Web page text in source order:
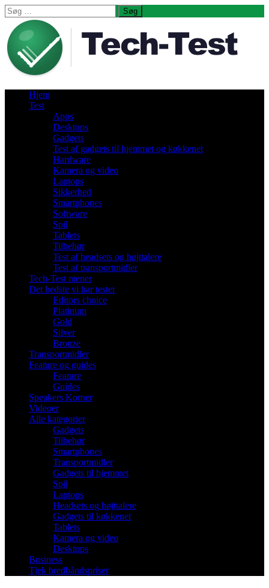
Søg
efter:
Hjem
Test
Apps
Desktops
Gadgets
Test af gadgets til hjemmet og køkkenet
Hardware
Kamera og video
Laptops
Sikkerhed
Smartphones
Software
Spil
Tablets
Tilbehør
Test af headsets og højttalere
Test af transportmidler
Tech-Test mener
Det bedste vi har testet
Editors choice
Platinum
Gold
Silver
Bronze
Transportmidler
Feature og guides
Feature
Guides
Speakers Korner
Videoer
Alle kategorier
Gadgets
Tilbehør
Smartphones
Transportmidler
Gadgets til hjemmet
Spil
Laptops
Headsets og højttalere
Gadgets til køkkenet
Tablets
Kamera og video
Desktops
Business
Tjek bredbåndspriser